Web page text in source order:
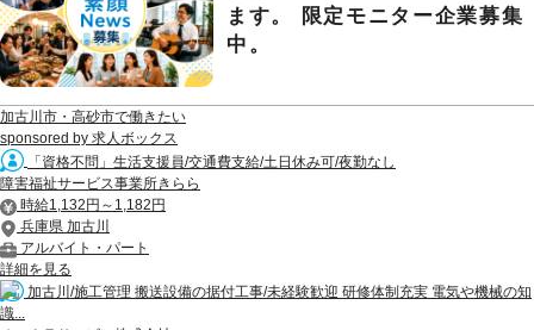
ます。 限定モニター企業募集
中。
加古川市・高砂市で働きたい
sponsored by 求人ボックス
「資格不問」生活支援員/交通費支給/土日休み可/夜勤なし
障害福祉サービス事業所きらら
時給1,132円～1,182円
兵庫県 加古川
アルバイト・パート
詳細を見る
加古川/施工管理 搬送設備の据付工事/未経験歓迎 研修体制充実 電気や機械の知
識...